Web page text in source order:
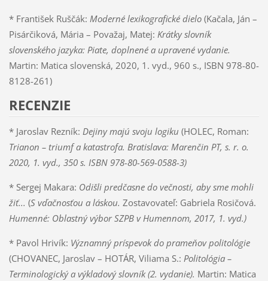
* František Ruščák: Moderné lexikografické dielo (Kačala, Ján –
Pisárčiková, Mária – Považaj, Matej: Krátky slovník
slovenského jazyka: Piate, doplnené a upravené vydanie.
Martin: Matica slovenská, 2020, 1. vyd., 960 s., ISBN 978-80-
8128-261)
RECENZIE
* Jaroslav Rezník: Dejiny majú svoju logiku (HOLEC, Roman:
Trianon – triumf a katastrofa. Bratislava: Marenčin PT, s. r. o.
2020, 1. vyd., 350 s. ISBN 978-80-569-0588-3)
* Sergej Makara: Odišli predčasne do večnosti, aby sme mohli
žiť... (S vďačnosťou a láskou. Zostavovateľ: Gabriela Rosičová.
Humenné: Oblastný výbor SZPB v Humennom, 2017, 1. vyd.)
* Pavol Hrivík: Významný príspevok do prameňov politológie
(CHOVANEC, Jaroslav – HOTÁR, Viliama S.: Politológia –
Terminologický a výkladový slovník (2. vydanie). Martin: Matica